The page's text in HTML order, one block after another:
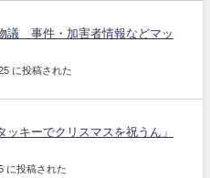
議 事件・加害者情報などマッ
に投稿された
ッキーでクリスマスを祝うん」
に投稿された